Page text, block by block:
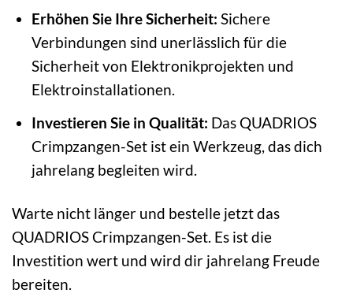
Erhöhen Sie Ihre Sicherheit: Sichere
Verbindungen sind unerlässlich für die
Sicherheit von Elektronikprojekten und
Elektroinstallationen.
Investieren Sie in Qualität: Das QUADRIOS
Crimpzangen-Set ist ein Werkzeug, das dich
jahrelang begleiten wird.
Warte nicht länger und bestelle jetzt das
QUADRIOS Crimpzangen-Set. Es ist die
Investition wert und wird dir jahrelang Freude
bereiten.